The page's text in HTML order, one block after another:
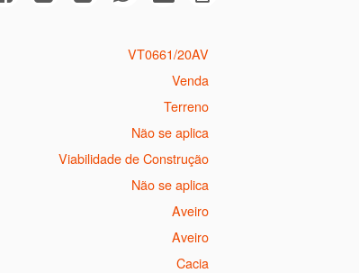
VT0661/20AV
Venda
Terreno
Não se aplica
Viabilidade de Construção
Não se aplica
Aveiro
Aveiro
Cacia